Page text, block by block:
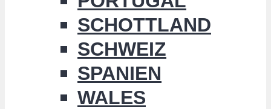
SCHOTTLAND
SCHWEIZ
SPANIEN
WALES